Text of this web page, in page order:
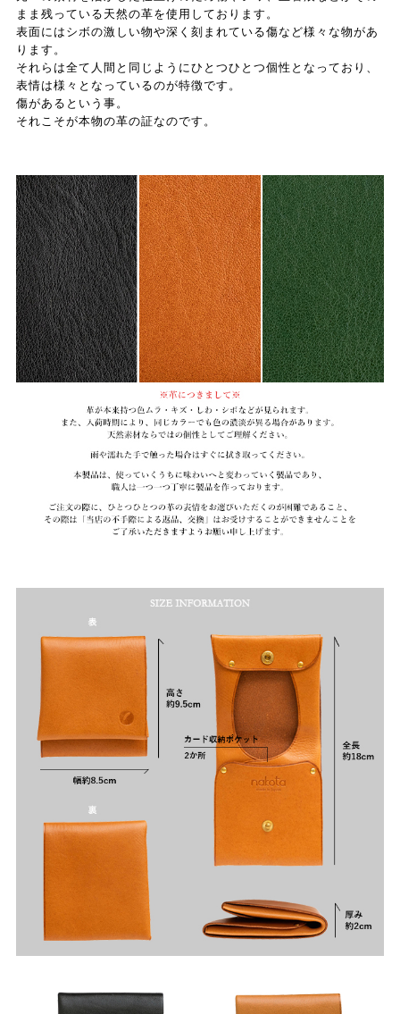
まま残っている天然の革を使用しております。
表面にはシボの激しい物や深く刻まれている傷など様々な物があ
ります。
それらは全て人間と同じようにひとつひとつ個性となっており、
表情は様々となっているのが特徴です。
傷があるという事。
それこそが本物の革の証なのです。